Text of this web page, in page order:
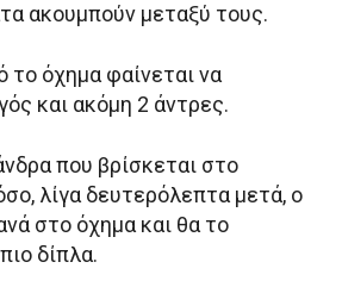
ακουμπούν μεταξύ τους.
το όχημα φαίνεται να
και ακόμη 2 άντρες.
που βρίσκεται στο
λίγα δευτερόλεπτα μετά, ο
στο όχημα και θα το
δίπλα.